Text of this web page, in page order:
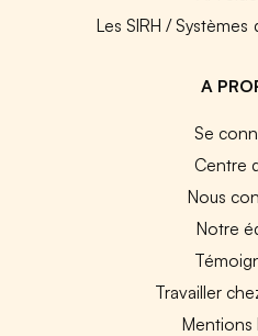
Les SIRH /
A
Se
Centre
Nous
Notre
Travailler
Mentions